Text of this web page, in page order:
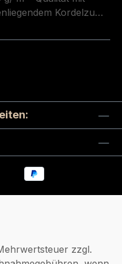
Kordelzu…
zzgl.